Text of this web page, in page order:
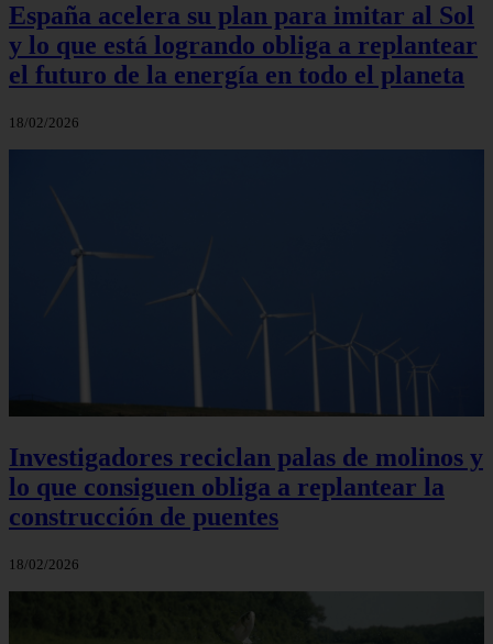
España acelera su plan para imitar al Sol
y lo que está logrando obliga a replantear
el futuro de la energía en todo el planeta
18/02/2026
Investigadores reciclan palas de molinos y
lo que consiguen obliga a replantear la
construcción de puentes
18/02/2026